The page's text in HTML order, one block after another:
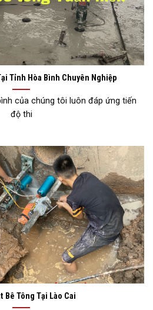
Tỉnh Hòa Bình Chuyên Nghiệp
của chúng tôi luôn đáp ứng tiến
độ thi
Bê Tông Tại Lào Cai